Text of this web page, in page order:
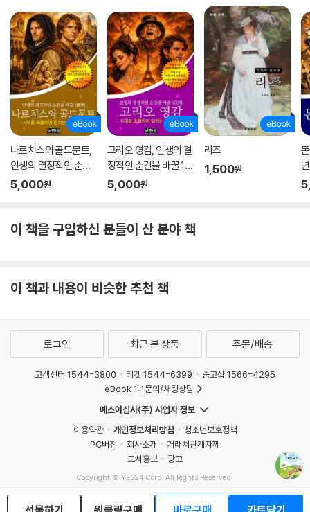
나르치스와 골드문트,
인생의 결정적인 순간
을 바꿀 100책
5,000원
고리오 영감, 인생의 결
정적인 순간을 바꿀 10
0책
5,000원
리즈
1,500원
이 책을 구입하신 분들이 산 분야 책
이 책과 내용이 비슷한 추천 책
로그인 최근 본 상품 주문/배송
고객센터 1544-3800 티켓 1544-6399
중고샵 1566-4295
eBook 1:1문의/채팅상담
예스이십사(주) 사업자 정보
이용약관
개인정보처리방침
청소년보호정책
PC버전
회사소개
거래처관계자께
도서홍보
광고
Copyright © YES24 Corp. All Rights Reserved.